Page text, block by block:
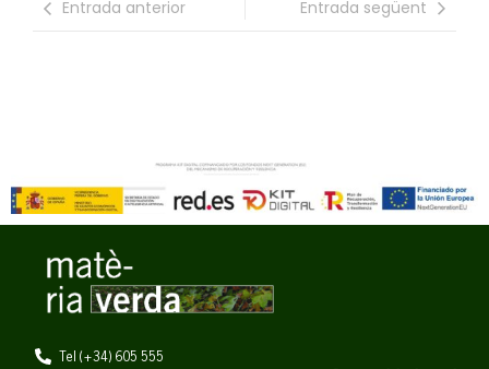
Entrada anterior Entrada següent
Tel (+34) 605 555